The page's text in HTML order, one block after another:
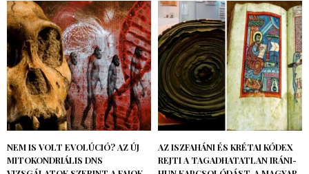
NEM IS VOLT EVOLÚCIÓ? AZ ÚJ
MITOKONDRIÁLIS DNS
AZ ISZFAHÁNI ÉS KRÉTAI KÓDEX
REJTI A TAGADHATATLAN IRÁNI-